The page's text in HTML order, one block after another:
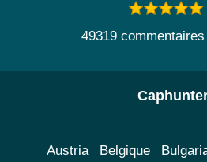
49319
Austria Belgique